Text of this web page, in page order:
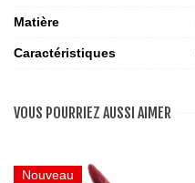
Matière
Caractéristiques
VOUS POURRIEZ AUSSI AIMER
Nouveau